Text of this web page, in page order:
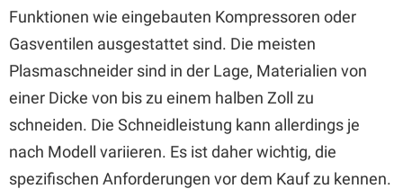
Funktionen wie eingebauten Kompressoren oder
Gasventilen ausgestattet sind. Die meisten
Plasmaschneider sind in der Lage, Materialien von
einer Dicke von bis zu einem halben Zoll zu
schneiden. Die Schneidleistung kann allerdings je
nach Modell variieren. Es ist daher wichtig, die
spezifischen Anforderungen vor dem Kauf zu kennen.